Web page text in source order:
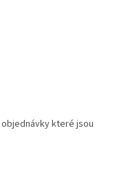
které jsou